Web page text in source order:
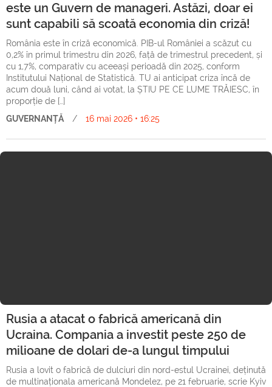
este un Guvern de manageri. Astăzi, doar ei
sunt capabili să scoată economia din criză!
România este în criză economică. PIB-ul României a scăzut cu
0,2% în primul trimestru din 2026, față de trimestrul precedent, și
cu 1,7%, comparativ cu aceeași perioadă din 2025, conform
Institutului Național de Statistică. TU ai anticipat criza încă de
acum două luni, când ai votat, la ȘTIU PE CE LUME TRĂIESC, în
proporție de […]
GUVERNANȚĂ
/ 16 mai 2026 • 16:25
Rusia a atacat o fabrică americană din
Ucraina. Compania a investit peste 250 de
milioane de dolari de-a lungul timpului
Rusia a lovit o fabrică de dulciuri din nord-estul Ucrainei, deținută
de multinaționala americană Mondelez, pe 21 februarie, scrie Kyiv